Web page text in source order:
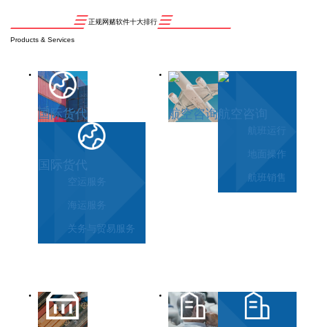
正规网赌软件十大排行
Products & Services
国际货代
国际货代
空运服务
海运服务
关务与贸易服务
航空咨询航空咨询
航班运行
地面操作
航班销售